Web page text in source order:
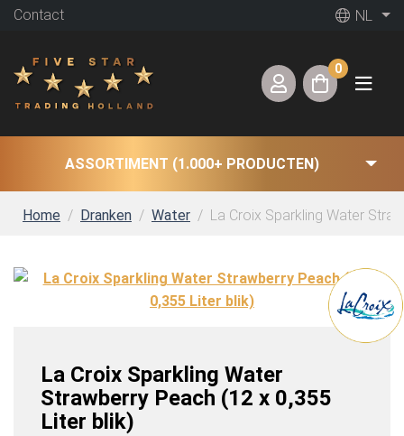
Contact NL
0
ASSORTIMENT (1.000+ PRODUCTEN)
Home Dranken Water La Croix Sparkling Water
La Croix Sparkling Water
Strawberry Peach (12 x 0,355
Liter blik)